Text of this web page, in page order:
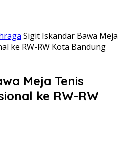
Sigit Iskandar Bawa Meja
ke RW-RW Kota Bandung
Meja Tenis
ke RW-RW